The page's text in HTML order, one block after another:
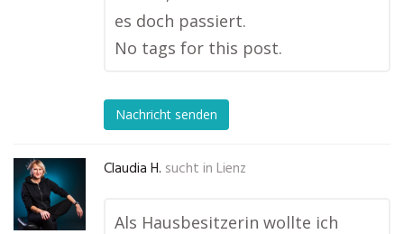
es doch passiert.
No tags for this post.
Nachricht senden
Claudia H. sucht in Lienz
Als Hausbesitzerin wollte ich